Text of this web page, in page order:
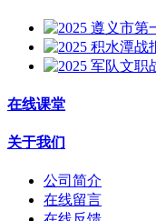
在线课堂
关于我们
公司简介
在线留言